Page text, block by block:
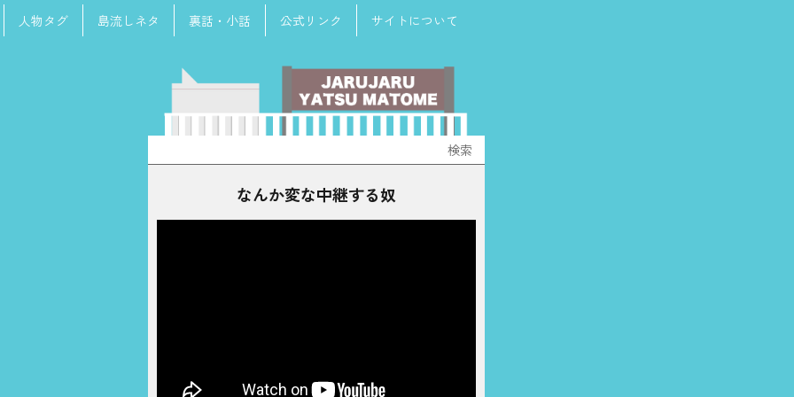
人物タグ 島流しネタ 裏話・小話 公式リンク サイトについて
索:
なんか変な中継する奴